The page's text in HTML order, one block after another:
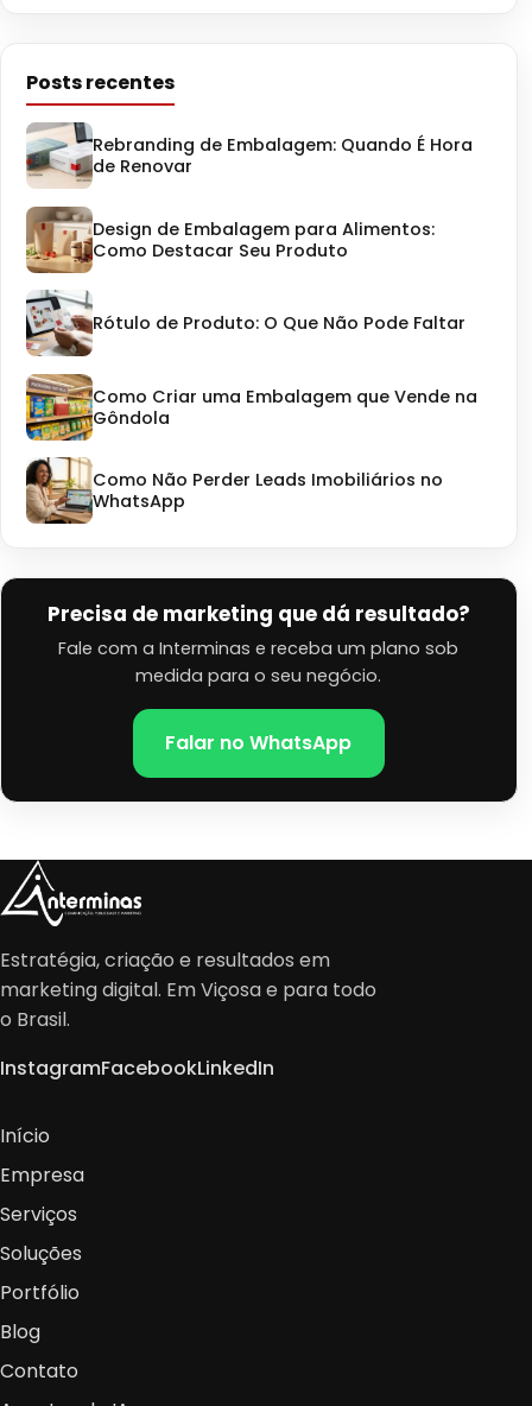
Posts recentes
Rebranding de Embalagem: Quando É Hora
de Renovar
Design de Embalagem para Alimentos:
Como Destacar Seu Produto
Rótulo de Produto: O Que Não Pode Faltar
Como Criar uma Embalagem que Vende na
Gôndola
Como Não Perder Leads Imobiliários no
WhatsApp
Precisa de marketing que dá resultado?
Fale com a Interminas e receba um plano sob
medida para o seu negócio.
Falar no WhatsApp
Estratégia, criação e resultados em
marketing digital. Em Viçosa e para todo
o Brasil.
InstagramFacebookLinkedIn
Início
Empresa
Serviços
Soluções
Portfólio
Blog
Contato